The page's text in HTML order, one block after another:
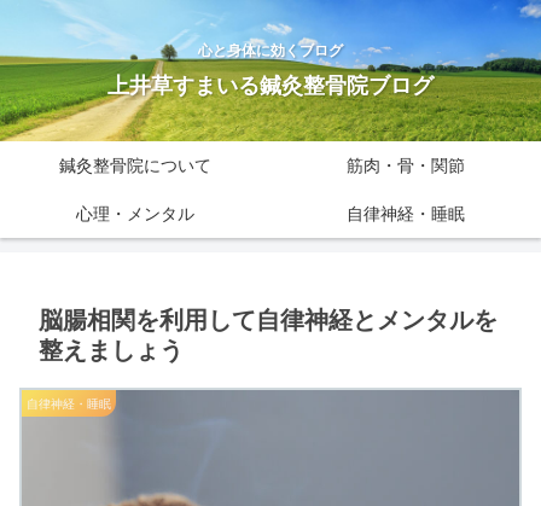
心と身体に効くブログ
上井草すまいる鍼灸整骨院ブログ
鍼灸整骨院について 筋肉・骨・関節
心理・メンタル 自律神経・睡眠
脳腸相関を利用して自律神経とメンタルを
整えましょう
自律神経・睡眠